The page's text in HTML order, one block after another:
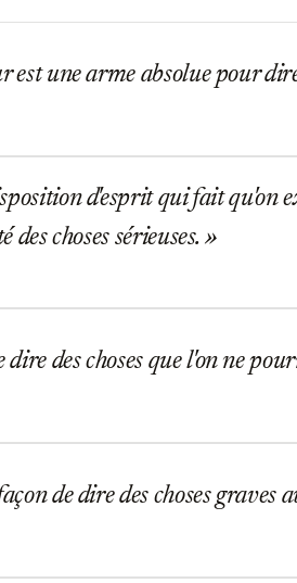
une arme absolue pour dire
d'esprit qui fait qu'on
des choses sérieuses.
des choses que l'on ne
de dire des choses graves